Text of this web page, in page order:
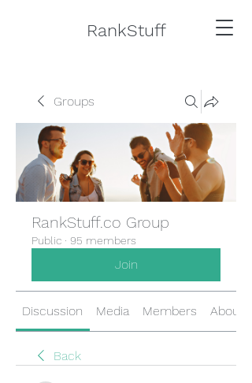
RankStuff
Groups
RankStuff.co Group
Public · 95 members
Join
Discussion Media Members About
Back